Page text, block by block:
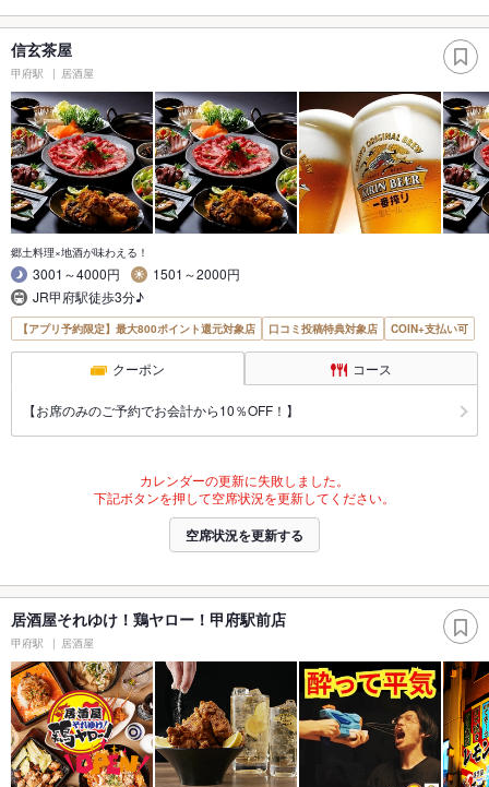
信玄茶屋
甲府駅 居酒屋
郷土料理×地酒が味わえる！
3001～4000円
1501～2000円
JR甲府駅徒歩3分♪
【アプリ予約限定】最大800ポイント還元対象店 口コミ投稿特典対象店 COIN+支払い可
クーポン コース
【お席のみのご予約でお会計から10％OFF！】
カレンダーの更新に失敗しました。
下記ボタンを押して空席状況を更新してください。
空席状況を更新する
居酒屋それゆけ！鶏ヤロー！甲府駅前店
甲府駅 居酒屋